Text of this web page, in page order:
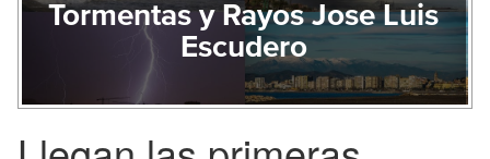
Tormentas y Rayos Jose Luis
Escudero